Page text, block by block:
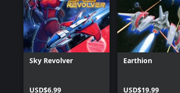
Sky Revolver
USD$6.99
Earthion
USD$19.99